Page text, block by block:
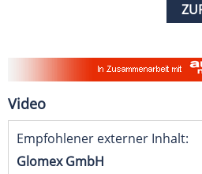
Video
Empfohlener externer Inhalt:
Glomex GmbH